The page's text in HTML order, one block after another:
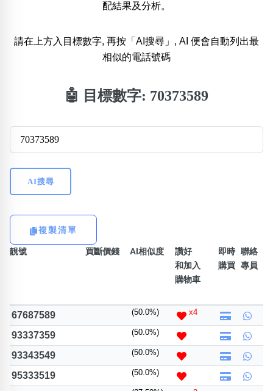
無3無4 無5無6無7無8 無9
清除全部分類
888尾
999尾
無5字
多8字
5萬以上 生天延 全吉星(全號)
清除全部分類
高級分類
配結果及分析。
請在上方入目標數字, 再按「AI搜尋」, AI 便會自動列出最
相似的電話號碼
🤖 目標數字: 70373589
AI搜尋
複製清單
靚號 買斷價錢 AI相似度
讚好
和加入
購物車
即時
購買
聯絡
專員
67687589 (50.0%) x4
93337359 (50.0%)
93343549 (50.0%)
95333519 (50.0%)